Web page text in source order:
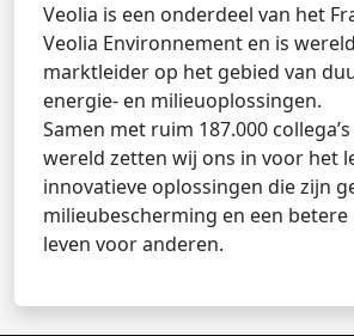
Veolia is een onderdeel van het
Veolia Environnement en is
marktleider op het gebied van
energie- en milieuoplossingen.
Samen met ruim 187.000
wereld zetten wij ons in voor het
innovatieve oplossingen die zijn
milieubescherming en een
leven voor anderen.